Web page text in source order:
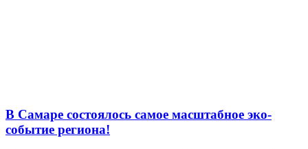
В Самаре состоялось самое масштабное эко-
событие региона!